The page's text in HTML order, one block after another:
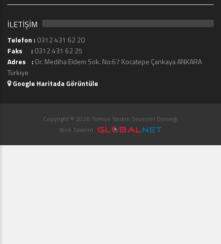
İLETİŞİM
Telefon : 0312 431 62 20
Faks : 0312 431 62 25
Adres : Dr. Mediha Eldem Sok. No:67 Kocatepe Çankaya ANKARA
Türkiye
Google Haritada Görüntüle
Copyright © 2026 Türkiye Yardım Sevenler Derneği
Web Tasarım :